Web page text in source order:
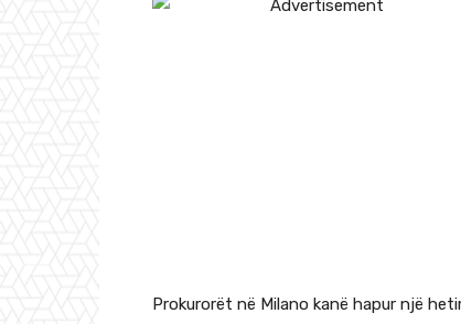
Prokurorët në Milano kanë hapur një